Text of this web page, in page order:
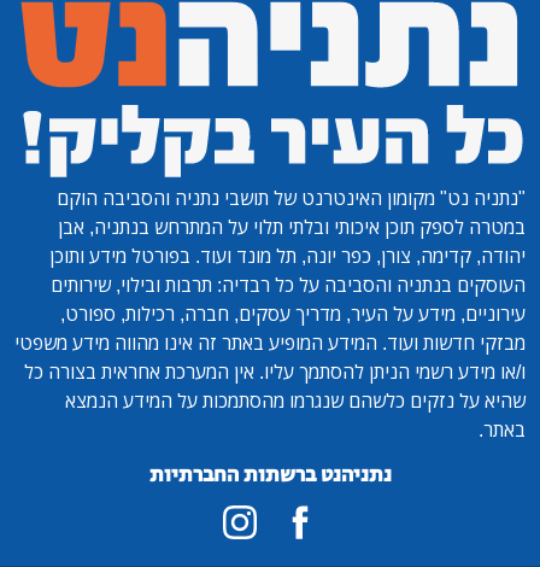
"נתניה נט" מקומון האינטרנט של תושבי נתניה והסביבה הוקם
במטרה לספק תוכן איכותי ובלתי תלוי על המתרחש בנתניה, אבן
יהודה, קדימה, צורן, כפר יונה, תל מונד ועוד. בפורטל מידע ותוכן
העוסקים בנתניה והסביבה על כל רבדיה: תרבות ובילוי, שירותים
עירוניים, מידע על העיר, מדריך עסקים, חברה, רכילות, ספורט,
מבזקי חדשות ועוד. המידע המופיע באתר זה אינו מהווה מידע משפטי
ו/או מידע רשמי הניתן להסתמך עליו. אין המערכת אחראית בצורה כל
שהיא על נזקים כלשהם שנגרמו מהסתמכות על המידע הנמצא
באתר.
נתניהנט ברשתות החברתיות